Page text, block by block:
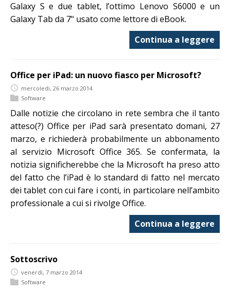
Galaxy S e due tablet, l’ottimo Lenovo S6000 e un
Galaxy Tab da 7" usato come lettore di eBook.
Continua a leggere
Office per iPad: un nuovo fiasco per Microsoft?
mercoledì, 26 marzo 2014
Software
Dalle notizie che circolano in rete sembra che il tanto
atteso(?) Office per iPad sarà presentato domani, 27
marzo, e richiederà probabilmente un abbonamento
al servizio Microsoft Office 365. Se confermata, la
notizia significherebbe che la Microsoft ha preso atto
del fatto che l’iPad è lo standard di fatto nel mercato
dei tablet con cui fare i conti, in particolare nell’ambito
professionale a cui si rivolge Office.
Continua a leggere
Sottoscrivo
venerdì, 7 marzo 2014
Software